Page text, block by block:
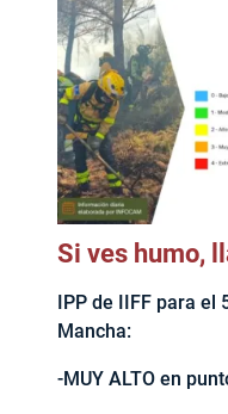
Si ves humo,
IPP de IIFF para
Mancha:
-MUY ALTO en